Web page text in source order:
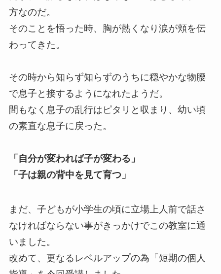
方なのだ。
そのことを悟った時、胸が熱くなり涙が頬を伝
わってきた。
その時から知らず知らずのうちに穏やかな物腰
で息子と接するようになれたようだ。
間もなく息子の乱行はピタリと収まり、幼い頃
の素直な息子に戻った。
「自分が変われば子が変わる」
「子は親の背中を見て育つ」
まだ、子どもが小学生の頃に立場上人前で話さ
なければならない事がきっかけでこの教室に通
いました。
改めて、更なるレベルアップの為「短期の個人